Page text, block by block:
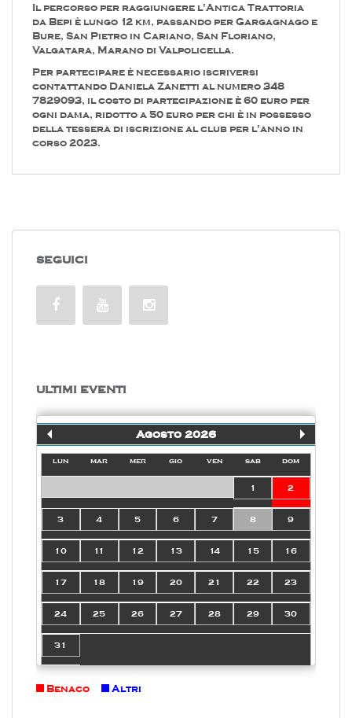
Il percorso per raggiungere l'Antica Trattoria
da Bepi è lungo 12 km, passando per Gargagnago e
Bure, San Pietro in Cariano, San Floriano,
Valgatara, Marano di Valpolicella.
Per partecipare è necessario iscriversi
contattando Daniela Zanetti al numero 348
7829093, il costo di partecipazione è 60 euro per
ogni dama, ridotto a 50 euro per chi è in possesso
della tessera di iscrizione al club per l'anno in
corso 2023.
SEGUICI
ULTIMI EVENTI
Agosto 2026
lun mar mer gio ven sab dom
1 2
3 4 5 6 7 8 9
10 11 12 13 14 15 16
17 18 19 20 21 22 23
24 25 26 27 28 29 30
31
Benaco Altri